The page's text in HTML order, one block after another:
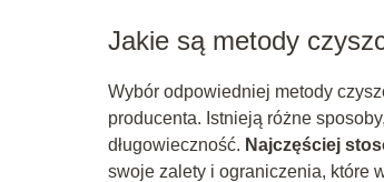
Jakie są metody
Wybór odpowiedniej metody
producenta. Istnieją różne
długowieczność. Najczęściej
swoje zalety i ograniczenia, które